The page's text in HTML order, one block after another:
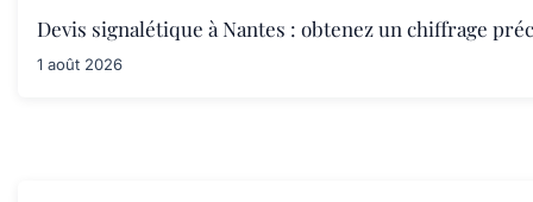
Devis signalétique à Nantes : obtenez un chiffrage
1 août 2026